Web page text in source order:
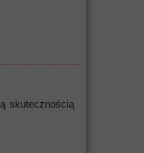
skutecznością